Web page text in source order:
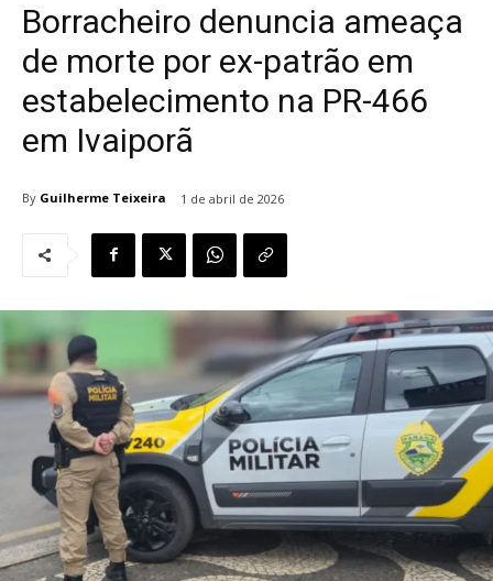
Borracheiro denuncia ameaça
de morte por ex-patrão em
estabelecimento na PR-466
em Ivaiporã
By Guilherme Teixeira 1 de abril de 2026